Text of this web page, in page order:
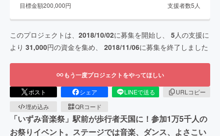
目標金額200,000円 支援者数5 人
このプロジェクトは、 2018/10/02に募集を開始し、 5人の支援に
より 31,000円の資金を集め、 2018/11/06に募集を終了しました
もう一度プロジェクトをやってほしい
ポスト シェア LINEで送る
URLコピー
埋め込み
QRコード
「いずみ音楽祭」駅前が歩行者天国に！参加1万5千人の
お祭りイベント。ステージでは音楽、ダンス、よさこい